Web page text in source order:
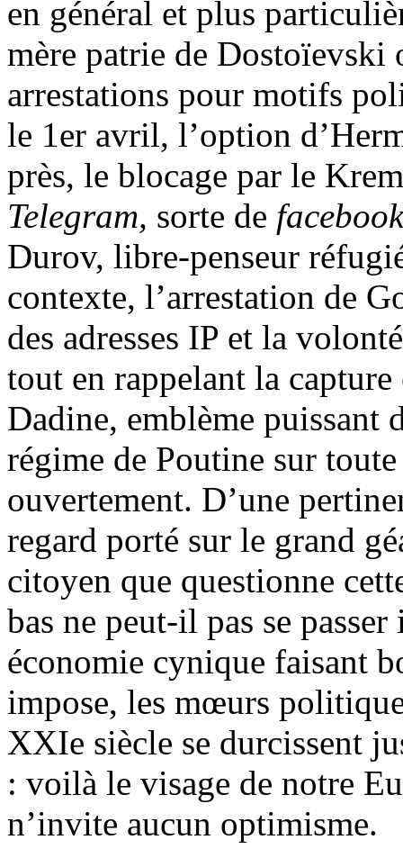
en général et plus
mère patrie de Dostoïevski
arrestations pour motifs
le 1er avril, l’option
près, le blocage par le
Telegram, sorte de
Durov, libre-penseur
contexte, l’arrestation de
des adresses IP et la
tout en rappelant la
Dadine, emblème puissant
régime de Poutine sur
ouvertement. D’une
regard porté sur le grand
citoyen que questionne
bas ne peut-il pas se
économie cynique faisant
impose, les mœurs
XXIe siècle se durcissent
: voilà le visage de notre
n’invite aucun optimisme.